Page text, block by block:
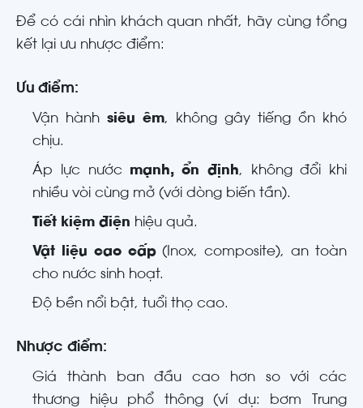
Để có cái nhìn khách quan nhất, hãy cùng tổng
kết lại ưu nhược điểm:
Ưu điểm:
Vận hành siêu êm, không gây tiếng ồn khó
chịu.
Áp lực nước mạnh, ổn định, không đổi khi
nhiều vòi cùng mở (với dòng biến tần).
Tiết kiệm điện hiệu quả.
Vật liệu cao cấp(Inox, composite), an toàn
cho nước sinh hoạt.
Độ bền nổi bật, tuổi thọ cao.
Nhược điểm:
Giá thành ban đầu cao hơn so với các
thương hiệu phổ thông (ví dụ: bơm Trung